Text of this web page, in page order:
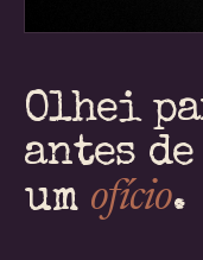
Olhei
antes
um ofício.